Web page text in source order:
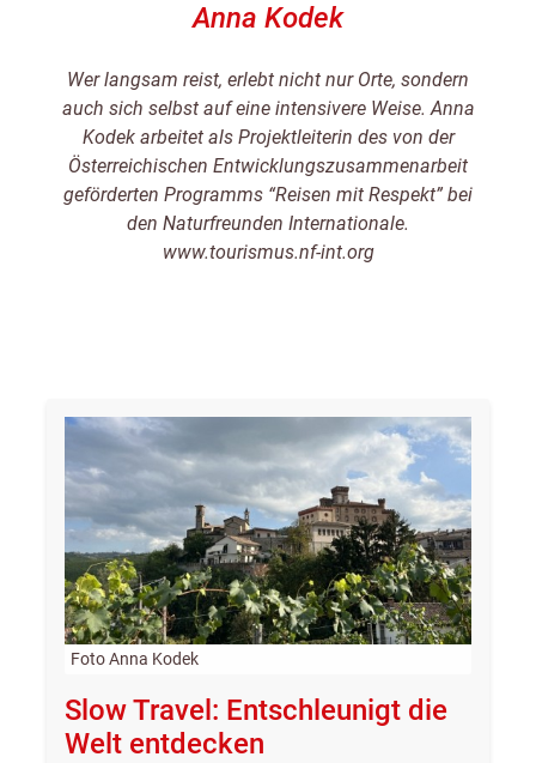
Wer langsam reist, erlebt nicht nur Orte, sondern
auch sich selbst auf eine intensivere Weise. Anna
Kodek arbeitet als Projektleiterin des von der
Österreichischen Entwicklungszusammenarbeit
geförderten Programms “Reisen mit Respekt” bei
den Naturfreunden Internationale.
www.tourismus.nf-int.org
Anna Kodek
Foto Anna Kodek
Slow Travel: Entschleunigt die
Welt entdecken